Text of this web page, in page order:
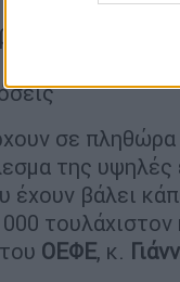
ανέδειξε
σε
της
έχουν βάλει
ΟΕΦΕ, κ.